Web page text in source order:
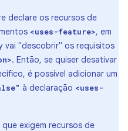
declare os recursos de
<uses-feature>, em
vai "descobrir" os requisitos
. Então, se quiser desativar
é possível adicionar um
à declaração <uses-
exigem recursos de